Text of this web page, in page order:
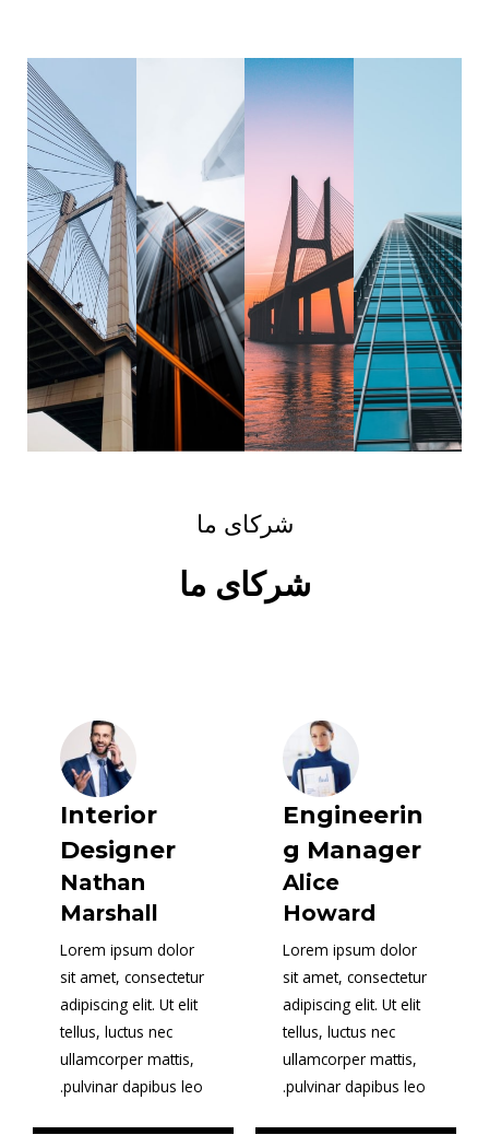
شرکای ما
شرکای ما
Engineerin
g Manager
Alice
Howard
Lorem ipsum dolor
sit amet, consectetur
adipiscing elit. Ut elit
tellus, luctus nec
ullamcorper mattis,
pulvinar dapibus leo.
Interior
Designer
Nathan
Marshall
Lorem ipsum dolor
sit amet, consectetur
adipiscing elit. Ut elit
tellus, luctus nec
ullamcorper mattis,
pulvinar dapibus leo.